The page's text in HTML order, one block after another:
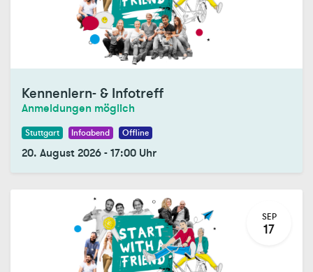
Kennenlern- & Infotreff
Anmeldungen möglich
Stuttgart Infoabend Offline
20. August 2026-17:00 Uhr
SEP
17